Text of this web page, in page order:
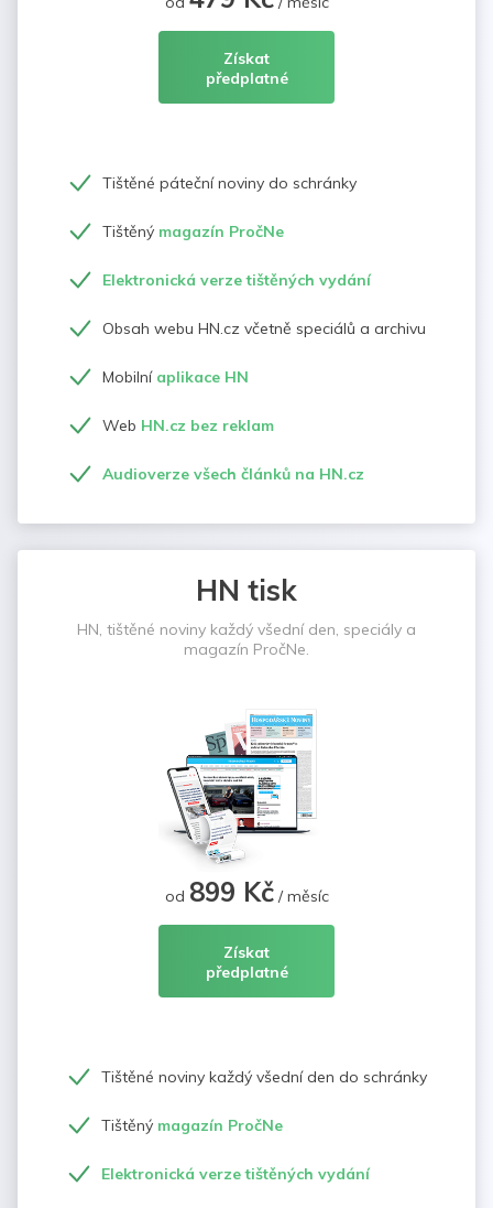
Získat
předplatné
Tištěné páteční noviny do schránky
Tištěný magazín PročNe
Elektronická verze tištěných vydání
Obsah webu HN.cz včetně speciálů a archivu
Mobilní aplikace HN
Web HN.cz bez reklam
Audioverze všech článků na HN.cz
HN tisk
HN, tištěné noviny každý všední den, speciály a
magazín PročNe.
od 899 Kč/ měsíc
Získat
předplatné
Tištěné noviny každý všední den do schránky
Tištěný magazín PročNe
Elektronická verze tištěných vydání